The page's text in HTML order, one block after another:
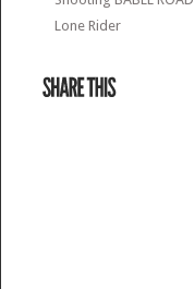
Lone Rider